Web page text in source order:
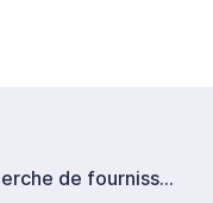
Recherche de fournisseurs d’acides organiques biosourcés (acide lactique, acétique, formique) – Allemagne